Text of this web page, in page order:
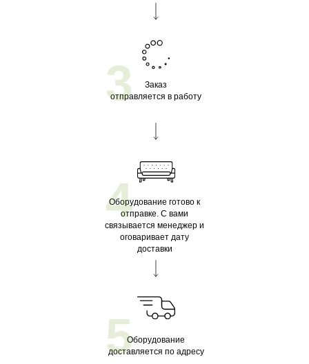
Заказ
отправляется в работу
Оборудование готово к
отправке. С вами
связывается менеджер и
оговаривает дату
доставки
Оборудование
доставляется по адресу
3
4
5